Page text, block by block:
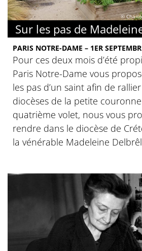
©
Sur les pas de
PARIS NOTRE-DAME – 1ER
Pour ces deux mois d’été
Paris Notre-Dame vous
les pas d’un saint afin de
diocèses de la petite
quatrième volet, nous vous
rendre dans le diocèse de
la vénérable Madeleine